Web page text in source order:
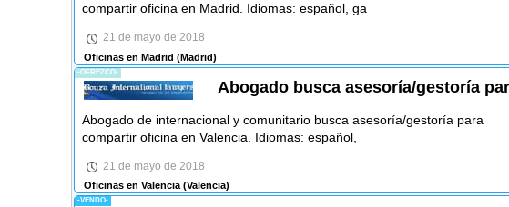
compartir oficina en Madrid. Idiomas: español, ga
21 de mayo de 2018
Oficinas en Madrid (Madrid)
-OFREZCO-
Abogado busca asesoría/gestoría
Abogado de internacional y comunitario busca asesoría/gestoría para
compartir oficina en Valencia. Idiomas: español,
21 de mayo de 2018
Oficinas en Valencia(Valencia)
-VENDO-